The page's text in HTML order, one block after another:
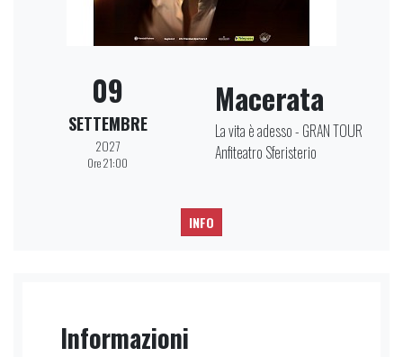
09
SETTEMBRE
2027
Ore 21:00
Macerata
La vita è adesso - GRAN TOUR
Anfiteatro Sferisterio
INFO
Informazioni